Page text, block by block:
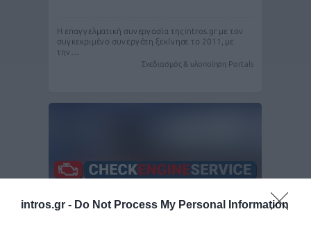
intros.gr - Do Not Process My Personal Information
Η επαγγελματική συνεργασία της intros.gr με τον
συγκεκριμένο συνεργάτη ξεκίνησε το 2011, με
την…
Σχεδιασμός & υλοποίηση Portals